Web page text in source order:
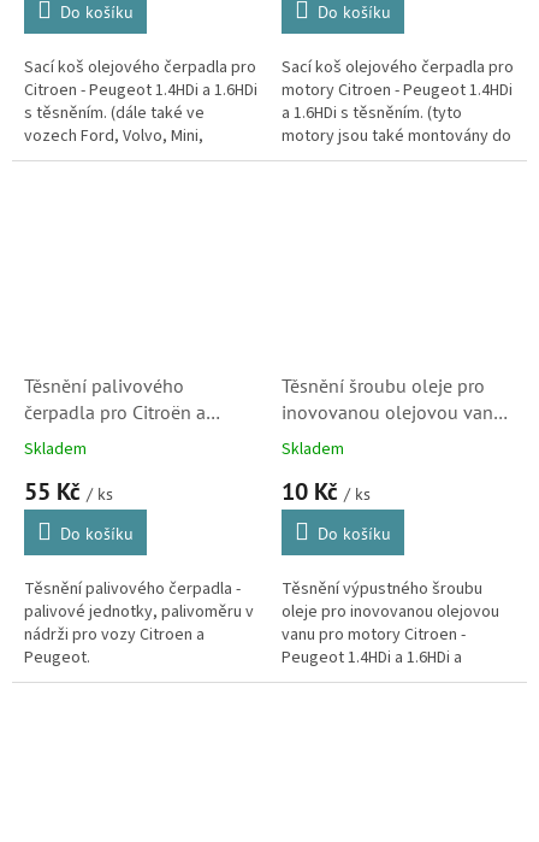
Do košíku
Sací koš olejového čerpadla pro
Citroen - Peugeot 1.4HDi a 1.6HDi
s těsněním. (dále také ve
vozech Ford, Volvo, Mini,
Toyota, Mazda, Mitsubishi)
Do košíku
Sací koš olejového čerpadla pro
motory Citroen - Peugeot 1.4HDi
a 1.6HDi s těsněním. (tyto
motory jsou také montovány do
vozů značek Ford, Volvo, BMW
Těsnění palivového
čerpadla pro Citroën a
Peugeot (153141, 25204)
Skladem
55 Kč / ks
Do košíku
Těsnění palivového čerpadla -
palivové jednotky, palivoměru v
nádrži pro vozy Citroen a
Peugeot.
Těsnění šroubu oleje pro
inovovanou olejovou vanu
motorů Citroen 1.4HDi a
(Peugeot, Ford, 128503)
Skladem
10 Kč / ks
Do košíku
Těsnění výpustného šroubu
oleje pro inovovanou olejovou
vanu pro motory Citroen -
Peugeot 1.4HDi a 1.6HDi a
Citroën Jumper 2.8HDi.